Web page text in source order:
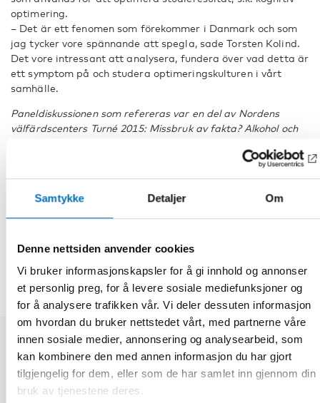
Samtykke Detaljer Om
Denne nettsiden anvender cookies
Vi bruker informasjonskapsler for å gi innhold og annonser
et personlig preg, for å levere sosiale mediefunksjoner og
for å analysere trafikken vår. Vi deler dessuten informasjon
om hvordan du bruker nettstedet vårt, med partnerne våre
innen sosiale medier, annonsering og analysearbeid, som
kan kombinere den med annen informasjon du har gjort
tilgjengelig for dem, eller som de har samlet inn gjennom din
bruk av tjenestene deres.
optimering.
– Det är ett fenomen som förekommer i Danmark och som
jag tycker vore spännande att spegla, sade Torsten Kolind.
Det vore intressant att analysera, fundera över vad detta är
ett symptom på och studera optimeringskulturen i vårt
samhälle.
Paneldiskussionen som refereras var en del av Nordens
välfärdscenters Turné 2015: Missbruk av fakta? Alkohol och
Material
Relaterte nyheter